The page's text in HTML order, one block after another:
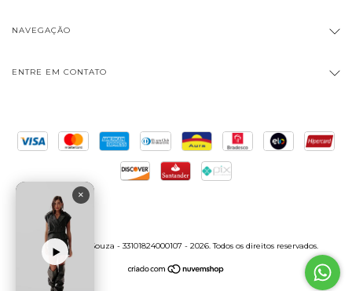
NAVEGAÇÃO
ENTRE EM CONTATO
Copyright Bia Souza - 33101824000107 - 2026. Todos os direitos reservados.
×